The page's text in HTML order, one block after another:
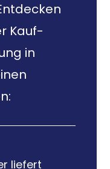
Kauf-
in
liefert